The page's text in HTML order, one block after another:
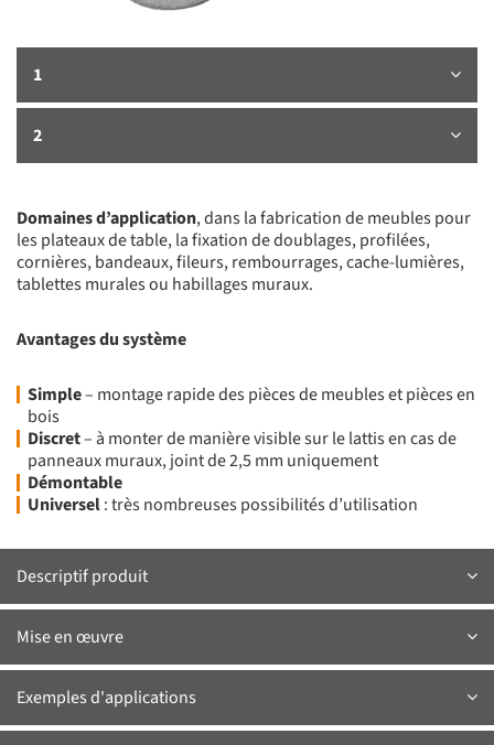
1
2
Domaines d’application, dans la fabrication de meubles pour
les plateaux de table, la fixation de doublages, profilées,
cornières, bandeaux, fileurs, rembourrages, cache-lumières,
tablettes murales ou habillages muraux.
Avantages du système
Simple– montage rapide des pièces de meubles et pièces en
bois
Discret– à monter de manière visible sur le lattis en cas de
panneaux muraux, joint de 2,5 mm uniquement
Démontable
Universel: très nombreuses possibilités d’utilisation
Descriptif produit
Mise en œuvre
Exemples d'applications